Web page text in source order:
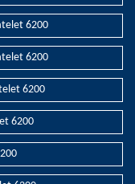
6200
6200
6200
6200